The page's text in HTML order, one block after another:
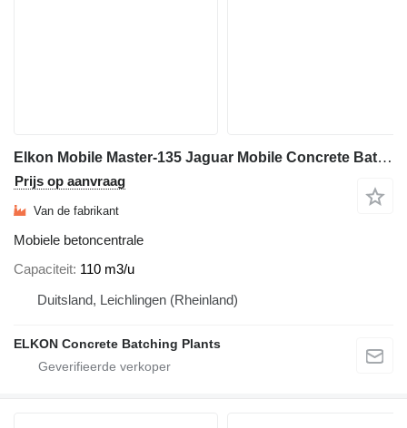
Elkon Mobile Master-135 Jaguar Mobile Concrete Batching Plant
Prijs op aanvraag
Van de fabrikant
Mobiele betoncentrale
Capaciteit 110 m3/u
Duitsland, Leichlingen (Rheinland)
ELKON Concrete Batching Plants